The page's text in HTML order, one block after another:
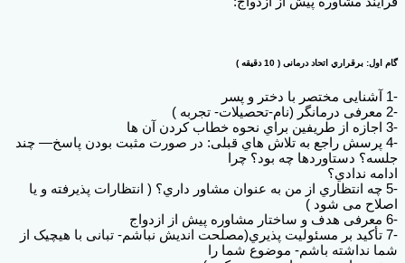
گام اول: برقراري اتحاد درمانی ( 10 دقیقه )
-1 آشنایی مختصر با دختر و پسر
-2 معرفی درمانگر (نام-تحصیلات- تجربه )
-3 اجازه از طریفین براي نحوه خطاب کردن آن ها
-4 پرسش راجع به تلاش هاي قبلی: در صورت مثبت بودن پاسخ— چند
جلسه؟ دستاوردها چه بود؟ چرا
ادامه ندادي؟
-5 چه انتظاري از من به عنوان مشاور داري؟ ( انتظارات پذیرفته و یا
اصلاح می شود )
-6 معرفی هدف و ساختار مشاوره پیش از ازدواج
-7 تأکید بر مسئولیت پذیري(مصلحت اندیش نباشم- تبانی با هیچیک از
شما نداشته باشم- موضوع شما را